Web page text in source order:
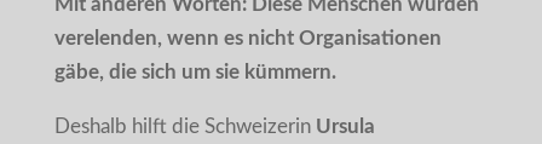
verelenden, wenn es nicht Organisationen
gäbe, die sich um sie kümmern.
Deshalb hilft die Schweizerin Ursula